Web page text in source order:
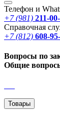
Телефон и
+7 (981) 211-
Справочная
+7 (812) 608-
Вопросы по
Общие
Товары